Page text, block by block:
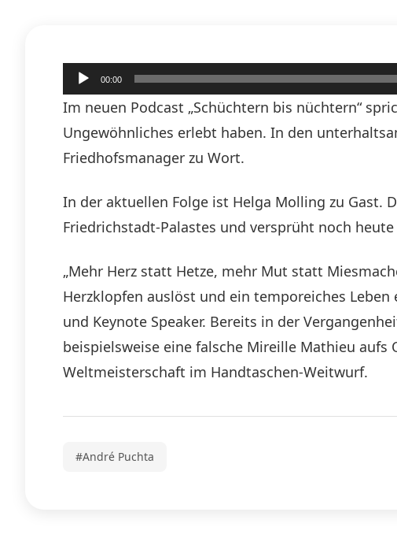
Audio-
Player
00:00
Im neuen Podcast „Schüchtern bis nüchtern“
Ungewöhnliches erlebt haben. In den
Friedhofsmanager zu Wort.
In der aktuellen Folge ist Helga Molling zu Gast.
Friedrichstadt-Palastes und versprüht noch
„Mehr Herz statt Hetze, mehr Mut statt
Herzklopfen auslöst und ein temporeiches
und Keynote Speaker. Bereits in der
beispielsweise eine falsche Mireille Mathieu
Weltmeisterschaft im Handtaschen-Weitwurf.
#André Puchta